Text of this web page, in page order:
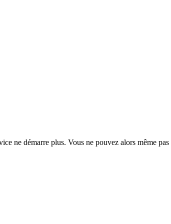
ne démarre plus. Vous ne pouvez alors même